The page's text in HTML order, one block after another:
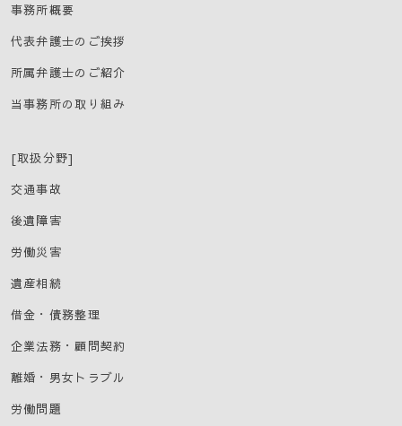
管理体制の整備・社員教育の徹底等の必要な措置を講じ、
安全対策を実施し個人情報の厳重な管理を行ないます。
個人情報の第三者への開示・提供の禁止
当事務所は、お客さまよりお預かりした個人情報を適切に
・お客さまの同意がある場合
が業務を委託する業者に対して開示する場合
・法令に基づき開示することが必要である場合
ービス委託の場合
個人情報の安全対策
当事務所は、個人情報の正確性及び安全性確保のために、
セキュリティに万全の対策を講じています。
個人情報に関するお客さまからの開示、訂正、削除、及び利用
事務所概要
代表弁護士のご挨拶
所属弁護士のご紹介
当事務所の取り組み
[取扱分野]
交通事故
後遺障害
労働災害
遺産相続
借金・債務整理
企業法務・顧問契約
離婚・男女トラブル
労働問題